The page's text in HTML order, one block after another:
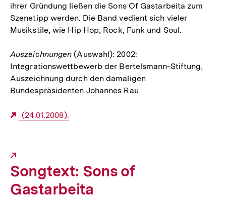
ihrer Gründung ließen die Sons Of Gastarbeita zum
Szenetipp werden. Die Band vedient sich vieler
Musikstile, wie Hip Hop, Rock, Funk und Soul.
Auszeichnungen (Auswahl): 2002:
Integrationswettbewerb der Bertelsmann-Stiftung,
Auszeichnung durch den damaligen
Bundespräsidenten Johannes Rau
Externer
(24.01.2008).
Songtext: Sons of
Gastarbeita